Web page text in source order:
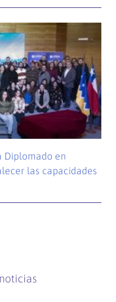
Diplomado en
las capacidades